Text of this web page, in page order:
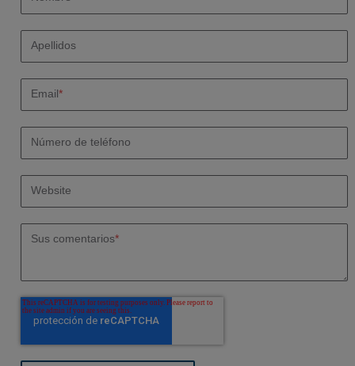
Apellidos
Email*
Número de teléfono
Website
Sus comentarios*